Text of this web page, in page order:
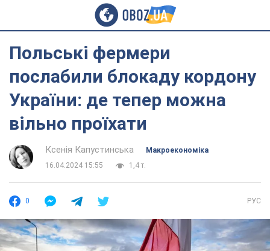
Польські фермери
послабили блокаду кордону
України: де тепер можна
вільно проїхати
Ксенія Капустинська
Mакроекономіка
16.04.2024 15:55
1,4 т.
0 РУС